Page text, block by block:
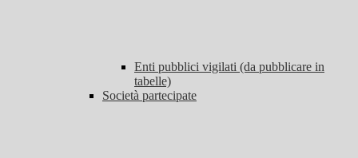
Enti pubblici vigilati (da pubblicare in
tabelle)
Società partecipate